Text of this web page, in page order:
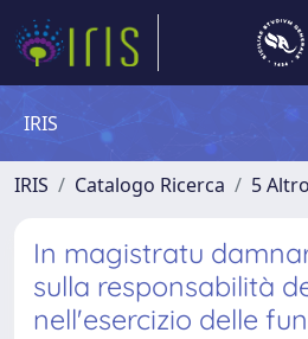
IRIS
IRIS Catalogo Ricerca 5 Altro
In magistratu
sulla responsabilità
nell'esercizio delle